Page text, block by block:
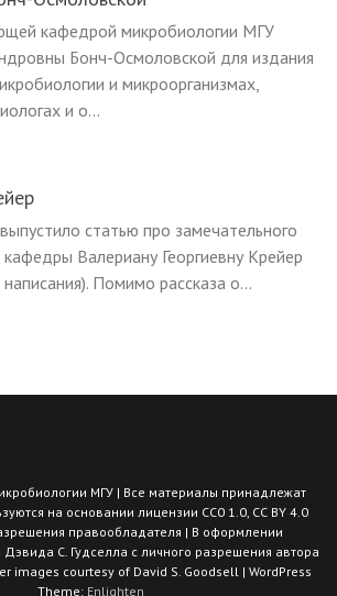
кафедрой микробиологии МГУ
Бонч-Осмоловской для издания
и микроорганизмах,
и о...
статью про замечательного
Валериану Георгиевну Крейер
Помимо рассказа о...
МГУ | Все материалы принадлежат
на основании лицензии CC0 1.0, СС BY 4.0
правообладателя | В оформлении
С. Гудселла с личного разрешения автора
images courtesy of David S. Goodsell | WordPress
Theme: Enlighten